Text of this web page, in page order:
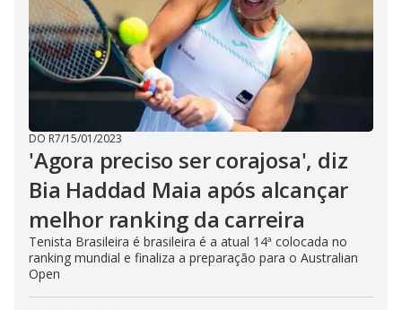
DO R7/15/01/2023
'Agora preciso ser corajosa', diz
Bia Haddad Maia após alcançar
melhor ranking da carreira
Tenista Brasileira é brasileira é a atual 14ª colocada no
ranking mundial e finaliza a preparação para o Australian
Open